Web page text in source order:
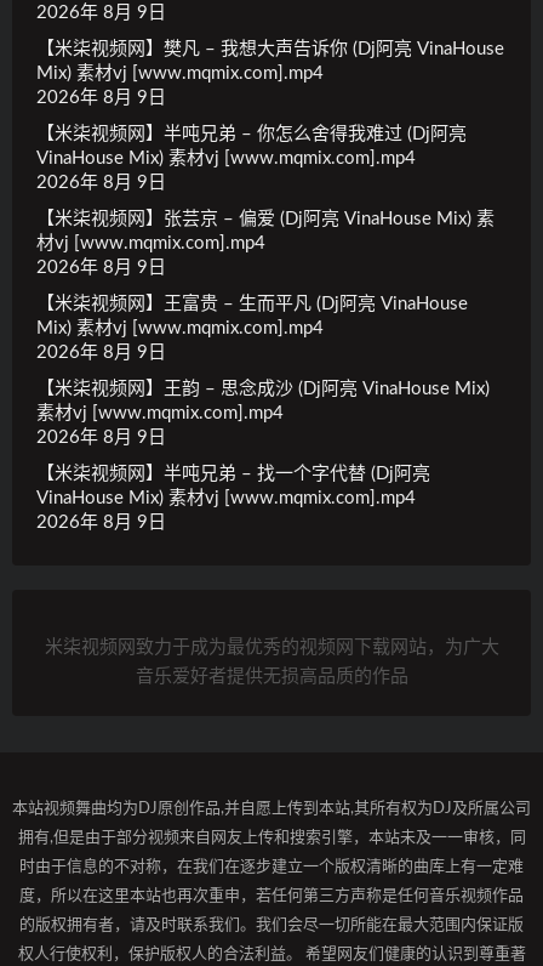
2026年 8月 9日
【米柒视频网】樊凡 – 我想大声告诉你 (Dj阿亮 VinaHouse
Mix) 素材vj [www.mqmix.com].mp4
2026年 8月 9日
【米柒视频网】半吨兄弟 – 你怎么舍得我难过 (Dj阿亮
VinaHouse Mix) 素材vj [www.mqmix.com].mp4
2026年 8月 9日
【米柒视频网】张芸京 – 偏爱 (Dj阿亮 VinaHouse Mix) 素
材vj [www.mqmix.com].mp4
2026年 8月 9日
【米柒视频网】王富贵 – 生而平凡 (Dj阿亮 VinaHouse
Mix) 素材vj [www.mqmix.com].mp4
2026年 8月 9日
【米柒视频网】王韵 – 思念成沙 (Dj阿亮 VinaHouse Mix)
素材vj [www.mqmix.com].mp4
2026年 8月 9日
【米柒视频网】半吨兄弟 – 找一个字代替 (Dj阿亮
VinaHouse Mix) 素材vj [www.mqmix.com].mp4
2026年 8月 9日
米柒视频网致力于成为最优秀的视频网下载网站，为广大
音乐爱好者提供无损高品质的作品
本站视频舞曲均为DJ原创作品,并自愿上传到本站,其所有权为DJ及所属公司
拥有,但是由于部分视频来自网友上传和搜索引擎，本站未及一一审核，同
时由于信息的不对称，在我们在逐步建立一个版权清晰的曲库上有一定难
度，所以在这里本站也再次重申，若任何第三方声称是任何音乐视频作品
的版权拥有者，请及时联系我们。我们会尽一切所能在最大范围内保证版
权人行使权利，保护版权人的合法利益。 希望网友们健康的认识到尊重著